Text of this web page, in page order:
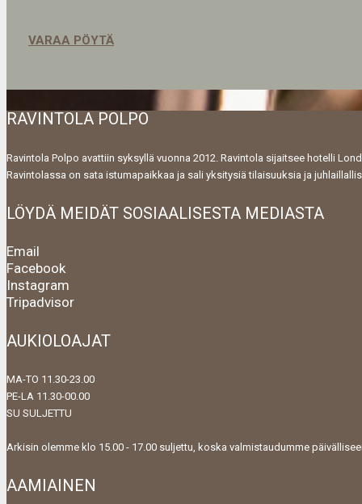
VARAA PÖYTÄ
RAVINTOLA POLPO
Ravintola Polpo avattiin syksyllä vuonna 2012. Ravintola sijaitsee hotelli
Ravintolassa on sata istumapaikkaa ja sali yksitysiä tilaisuuksia ja
LÖYDÄ MEIDÄT SOSIAALISESTA MEDIASTA
Email
Facebook
Instagram
Tripadvisor
AUKIOLOAJAT
MA-TO 11.30-23.00
PE-LA 11.30-00.00
SU SULJETTU
Arkisin olemme klo 15.00 - 17.00 suljettu, koska valmistaudumme
AAMIAINEN